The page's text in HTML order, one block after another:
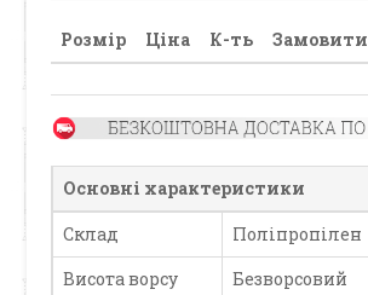
Розмір Ціна К-ть Замовити
Основні характеристики
Склад
Поліпропілен
Висота ворсу
Безворсовий